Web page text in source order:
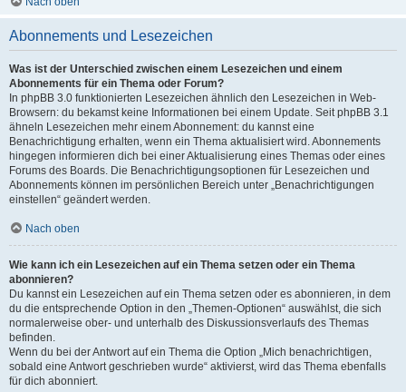
Abonnements und Lesezeichen
Was ist der Unterschied zwischen einem Lesezeichen und einem
Abonnements für ein Thema oder Forum?
In phpBB 3.0 funktionierten Lesezeichen ähnlich den Lesezeichen in Web-
Browsern: du bekamst keine Informationen bei einem Update. Seit phpBB 3.1
ähneln Lesezeichen mehr einem Abonnement: du kannst eine
Benachrichtigung erhalten, wenn ein Thema aktualisiert wird. Abonnements
hingegen informieren dich bei einer Aktualisierung eines Themas oder eines
Forums des Boards. Die Benachrichtigungsoptionen für Lesezeichen und
Abonnements können im persönlichen Bereich unter „Benachrichtigungen
einstellen“ geändert werden.
Nach oben
Wie kann ich ein Lesezeichen auf ein Thema setzen oder ein Thema
abonnieren?
Du kannst ein Lesezeichen auf ein Thema setzen oder es abonnieren, in dem
du die entsprechende Option in den „Themen-Optionen“ auswählst, die sich
normalerweise ober- und unterhalb des Diskussionsverlaufs des Themas
befinden.
Wenn du bei der Antwort auf ein Thema die Option „Mich benachrichtigen,
sobald eine Antwort geschrieben wurde“ aktivierst, wird das Thema ebenfalls
für dich abonniert.